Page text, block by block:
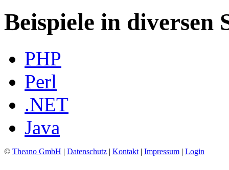
Beispiele in diversen
PHP
Perl
.NET
Java
© Theano GmbH | Datenschutz | Kontakt | Impressum | Login